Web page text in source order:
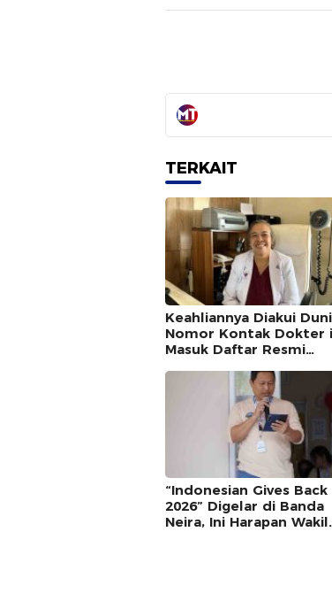
TERKAIT
Keahliannya Diakui
Nomor Kontak Dokter
Masuk Daftar Resmi
“Indonesian Gives Back
2026” Digelar di Banda
Neira, Ini Harapan Wakil